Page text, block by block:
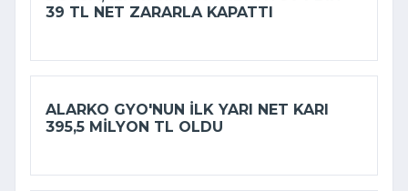
39 TL NET ZARARLA KAPATTI
ALARKO GYO'NUN ILK YARI NET KARI
395,5 MILYON TL OLDU